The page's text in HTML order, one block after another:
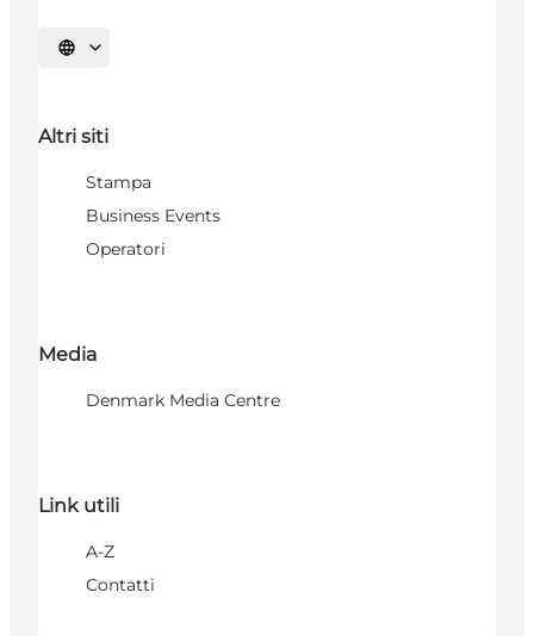
Seleziona la lingua
Altri siti
Stampa
Business Events
Operatori
Media
Denmark Media Centre
Link utili
A-Z
Contatti